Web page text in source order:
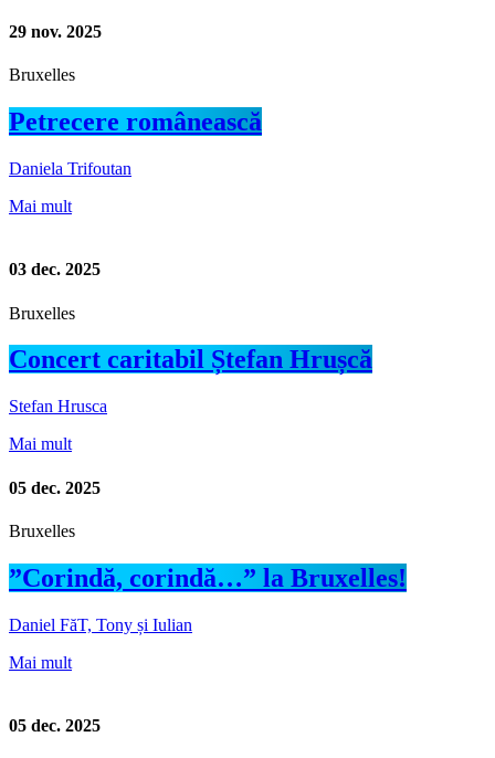
29 nov. 2025
Bruxelles
Petrecere românească
Daniela Trifoutan
Mai mult
03 dec. 2025
Bruxelles
Concert caritabil Ștefan Hrușcă
Stefan Hrusca
Mai mult
05 dec. 2025
Bruxelles
”Corindă, corindă…” la Bruxelles!
Daniel FăT, Tony și Iulian
Mai mult
05 dec. 2025